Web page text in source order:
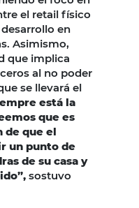
el retail físico
en
Asimismo,
que implica
al no poder
se llevará el
está la
que es
de que el
un punto de
de su casa y
sostuvo